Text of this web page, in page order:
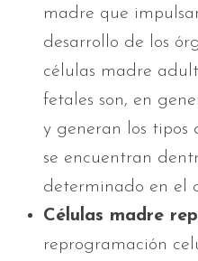
madre que
desarrollo de los
células madre
fetales son, en
y generan los tipos
se encuentran
determinado en el
Células madre
reprogramación